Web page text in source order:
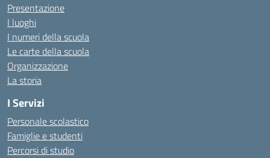
Presentazione
I luoghi
I numeri della scuola
Le carte della scuola
Organizzazione
La storia
I Servizi
Personale scolastico
Famiglie e studenti
Percorsi di studio